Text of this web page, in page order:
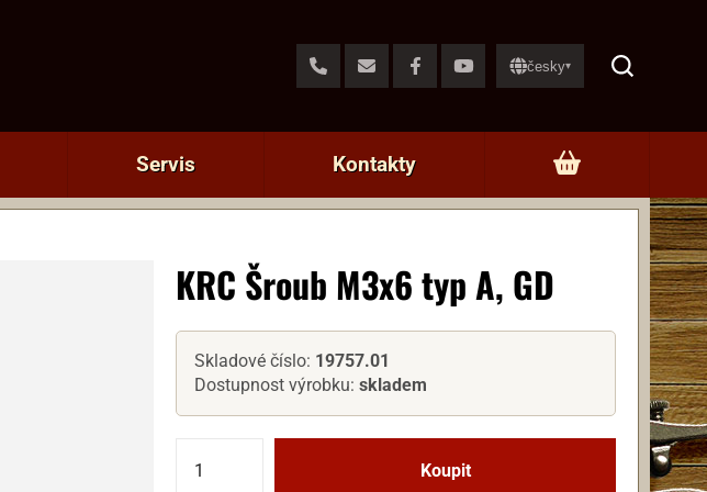
česky▾
Servis Kontakty
KRC Šroub M3x6 typ A, GD
Skladové číslo: 19757.01
Dostupnost výrobku:skladem